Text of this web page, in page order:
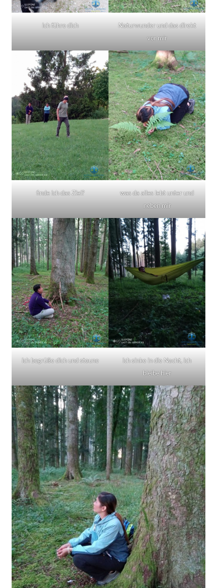
ich führe dich
Naturwunder und das direkt
vor mir
finde ich das Ziel?
was da alles lebt unter und
neben mir
ich begrüße dich und staune
ich sinke in die Nacht, ich
bleibe hier